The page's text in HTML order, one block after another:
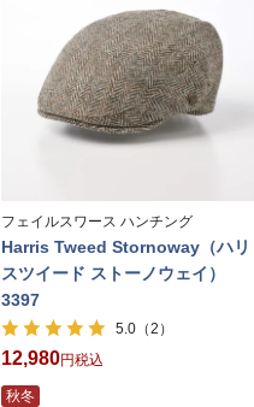
フェイルスワース ハンチング
Harris Tweed Stornoway（ハリ
スツイード ストーノウェイ）
3397
5.0 （2）
12,980 税込
秋冬